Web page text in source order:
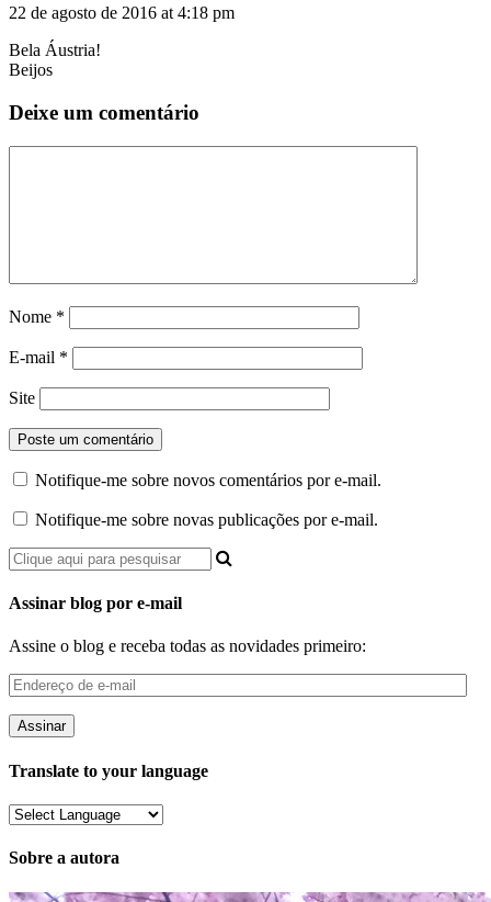
22 de agosto de 2016 at 4:18 pm
Bela Áustria!
Beijos
Deixe um comentário
Nome *
E-mail *
Site
Notifique-me sobre novos comentários por e-mail.
Notifique-me sobre novas publicações por e-mail.
Assinar blog por e-mail
Assine o blog e receba todas as novidades primeiro:
Endereço
e-
mail
Translate to your language
Sobre a autora